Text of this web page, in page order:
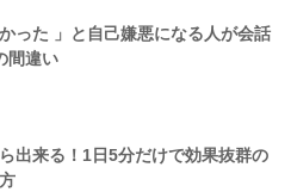
かった 」と自己嫌悪になる人が会話
間違い
出来る！1日5分だけで効果抜群の